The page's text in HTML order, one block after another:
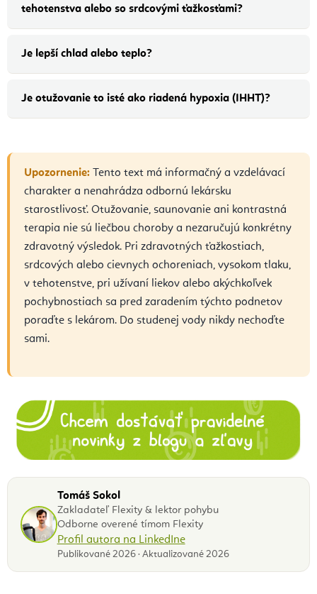
tehotenstva alebo so srdcovými ťažkosťami?
Je lepší chlad alebo teplo?
Je otužovanie to isté ako riadená hypoxia (IHHT)?
Upozornenie: Tento text má informačný a vzdelávací
charakter a nenahrádza odbornú lekársku
starostlivosť. Otužovanie, saunovanie ani kontrastná
terapia nie sú liečbou choroby a nezaručujú konkrétny
zdravotný výsledok. Pri zdravotných ťažkostiach,
srdcových alebo cievnych ochoreniach, vysokom tlaku,
v tehotenstve, pri užívaní liekov alebo akýchkoľvek
pochybnostiach sa pred zaradením týchto podnetov
poraďte s lekárom. Do studenej vody nikdy nechoďte
sami.
Tomáš Sokol
Zakladateľ Flexity & lektor pohybu
Odborne overené tímom Flexity
Profil autora na LinkedIne
Publikované 2026 · Aktualizované 2026